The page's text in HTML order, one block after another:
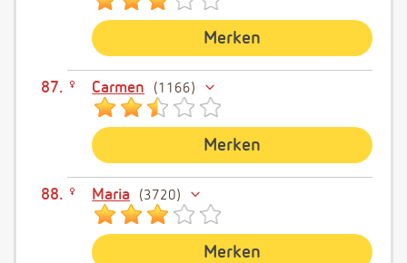
Merken
Carmen 1166
Merken
Maria 3720
Merken